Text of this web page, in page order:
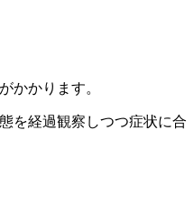
かかります。
を経過観察しつつ症状に合